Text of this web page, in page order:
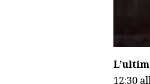
12:30